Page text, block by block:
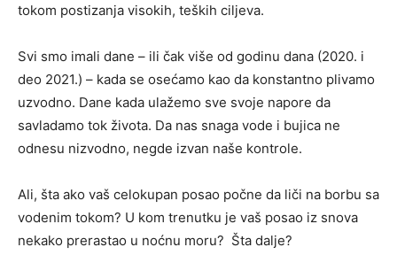
tokom postizanja visokih, teških ciljeva.
Svi smo imali dane – ili čak više od godinu dana (2020. i
deo 2021.) – kada se osećamo kao da konstantno plivamo
uzvodno. Dane kada ulažemo sve svoje napore da
savladamo tok života. Da nas snaga vode i bujica ne
odnesu nizvodno, negde izvan naše kontrole.
Ali, šta ako vaš celokupan posao počne da liči na borbu sa
vodenim tokom? U kom trenutku je vaš posao iz snova
nekako prerastao u noćnu moru? Šta dalje?